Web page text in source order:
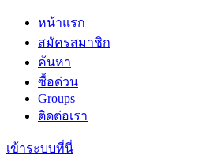
หน้าแรก
สมัครสมาชิก
ค้นหา
ซื้อด่วน
Groups
ติดต่อเรา
เข้าระบบที่นี่